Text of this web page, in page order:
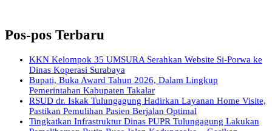
Pos-pos Terbaru
KKN Kelompok 35 UMSURA Serahkan Website Si-Porwa ke
Dinas Koperasi Surabaya
Bupati, Buka Award Tahun 2026, Dalam Lingkup
Pemerintahan Kabupaten Takalar
RSUD dr. Iskak Tulungagung Hadirkan Layanan Home Visite,
Pastikan Pemulihan Pasien Berjalan Optimal
Tingkatkan Infrastruktur Dinas PUPR Tulungagung Lakukan